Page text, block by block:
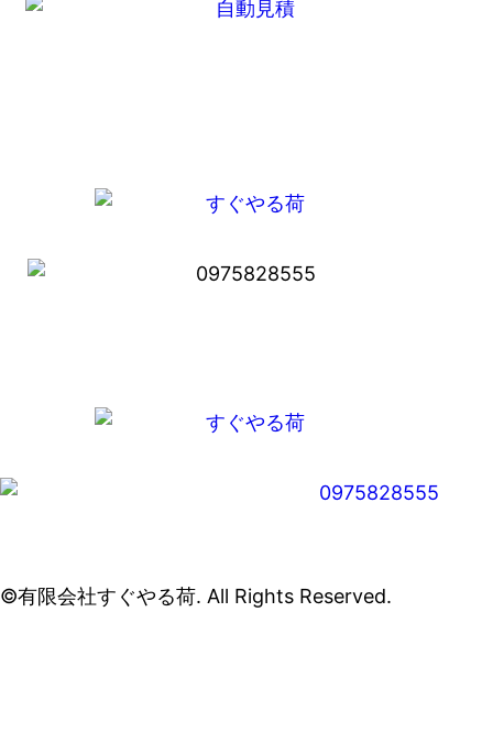
©有限会社すぐやる荷. All Rights Reserved.